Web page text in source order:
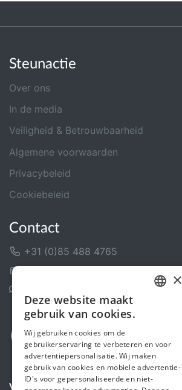
Steunactie
Over ons
In de media
Veiligheid & Betrouwbaarheid
Algemene voorwaarden
Privacybeleid
Cookiebeleid
Contact
+31 (0)85 488 4765
ENGLISH
×
Deze website maakt
gebruik van cookies.
Wij gebruiken cookies om de
gebruikerservaring te verbeteren en voor
advertentiepersonalisatie. Wij maken
gebruik van cookies en mobiele advertentie-
ID's voor gepersonaliseerde en niet-